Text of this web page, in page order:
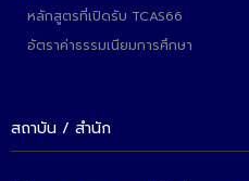
หลักสูตรที่เปิดรับ TCAS66
อัตราค่าธรรมเนียมการศึกษา
สถาบัน / สำนัก